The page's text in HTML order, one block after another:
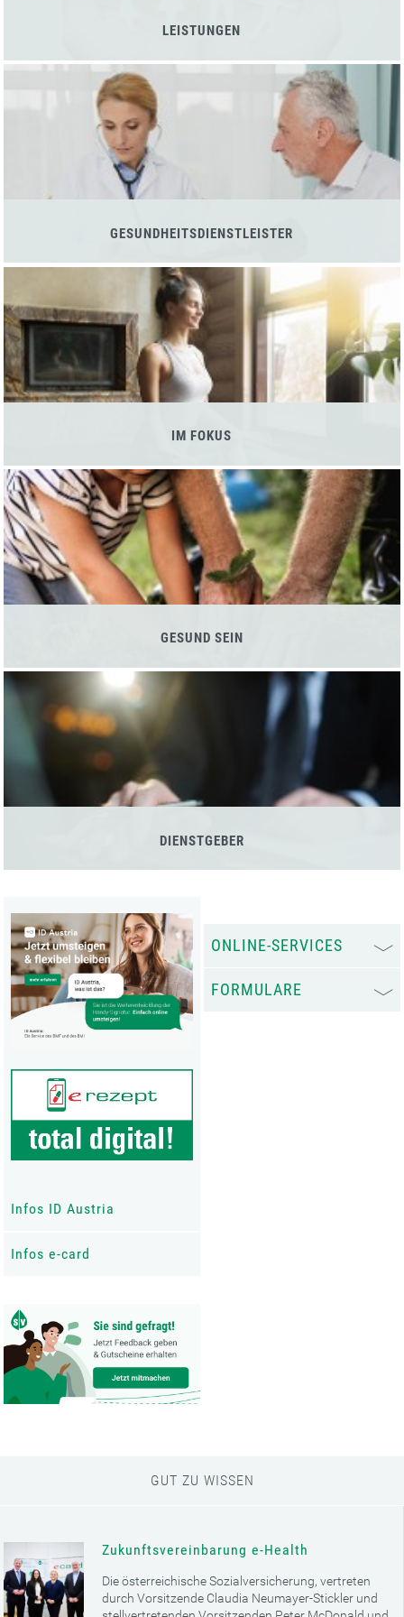
LEISTUNGEN
GESUNDHEITSDIENSTLEISTER
IM FOKUS
GESUND SEIN
DIENSTGEBER
Infos ID Austria
Infos e-card
ONLINE-SERVICES
FORMULARE
GUT ZU WISSEN
Zukunftsvereinbarung e-Health
Die österreichische Sozialversicherung, vertreten
durch Vorsitzende Claudia Neumayer-Stickler und